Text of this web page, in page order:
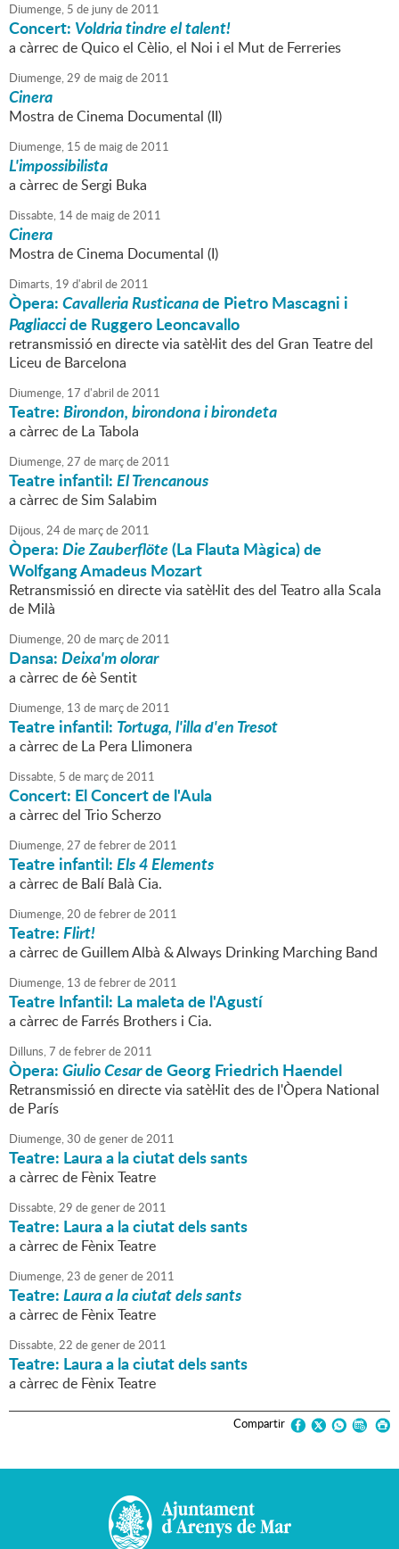
Diumenge, 5 de junyde2011
Concert: Voldria tindre el talent!
a càrrec de Quico el Cèlio, el Noi i el Mut de Ferreries
Diumenge,29 de maigde2011
Cinera
Mostra de Cinema Documental (II)
Diumenge, 15 de maigde2011
L'impossibilista
a càrrec de Sergi Buka
Dissabte, 14de maigde2011
Cinera
Mostra de Cinema Documental (I)
Dimarts, 19 d'abril de2011
Òpera:Cavalleria Rusticanade Pietro Mascagni i
Pagliaccide Ruggero Leoncavallo
retransmissió en directe via satèl·lit des del Gran Teatre del
Liceu de Barcelona
Diumenge, 17 d'abril de2011
Teatre:Birondon, birondona i birondeta
a càrrec de La Tabola
Diumenge,27 de marçde2011
Teatre infantil:El Trencanous
a càrrec de Sim Salabim
Dijous,24de marçde2011
Òpera:Die Zauberflöte(La Flauta Màgica) de
Wolfgang Amadeus Mozart
Retransmissió en directe via satèl·lit des del Teatro alla Scala
de Milà
Diumenge,20 de marçde2011
Dansa:Deixa'm olorar
a càrrec de 6è Sentit
Diumenge, 13 de marçde2011
Teatre infantil: Tortuga, l'illa d'en Tresot
a càrrec de La Pera Llimonera
Dissabte, 5 de marçde2011
Concert: El Concert de l'Aula
a càrrec del Trio Scherzo
Diumenge,27 defebrerde2011
Teatre infantil:Els 4 Elements
a càrrec de Balí Balà Cia.
Diumenge,20 defebrerde2011
Teatre:Flirt!
a càrrec de Guillem Albà & Always Drinking Marching Band
Diumenge, 13 defebrerde2011
Teatre Infantil: La maleta de l'Agustí
a càrrec de Farrés Brothers i Cia.
Dilluns,7 defebrerde2011
Òpera:Giulio Cesarde Georg Friedrich Haendel
Retransmissió en directe via satèl·lit des de l'Òpera National
de París
Diumenge,30 degenerde2011
Teatre: Laura a la ciutat dels sants
a càrrec de Fènix Teatre
Dissabte,29 degenerde2011
Teatre: Laura a la ciutat dels sants
a càrrec de Fènix Teatre
Diumenge,23 degenerde2011
Teatre:Laura a la ciutat dels sants
a càrrec de Fènix Teatre
Dissabte,22 degenerde2011
Teatre: Laura a la ciutat dels sants
a càrrec de Fènix Teatre
Compartir